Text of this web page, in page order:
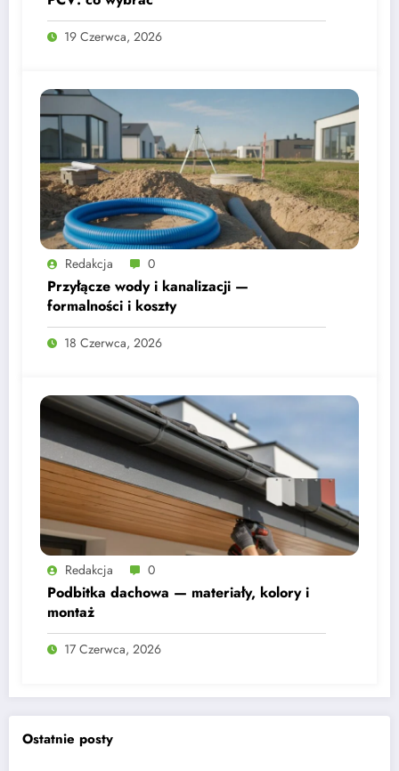
Ostatnie posty
19 Czerwca, 2026
Redakcja 0
Przyłącze wody i kanalizacji —
formalności i koszty
18 Czerwca, 2026
Redakcja 0
Podbitka dachowa — materiały, kolory i
montaż
17 Czerwca, 2026